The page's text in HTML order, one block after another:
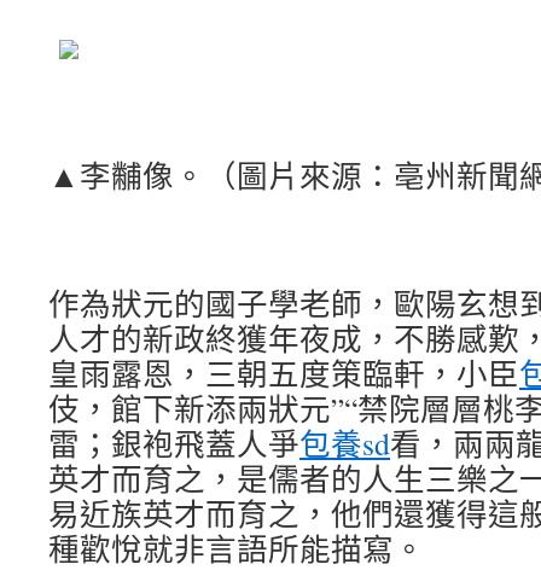
▲李黼像。（圖片來源：亳州新聞
作為狀元的國子學老師，歐陽玄想
人才的新政終獲年夜成，不勝感歎
皇雨露恩，三朝五度策臨軒，小臣
伎，館下新添兩狀元”“禁院層層桃
雷；銀袍飛蓋人爭包養sd看，兩兩
英才而育之，是儒者的人生三樂之
易近族英才而育之，他們還獲得這
種歡悅就非言語所能描寫。